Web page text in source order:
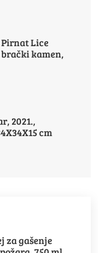
Lice
brački kamen,
2021.,
cm
za gašenje